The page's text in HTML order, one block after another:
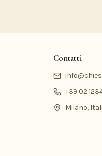
Contatti
+39 02
Milano,